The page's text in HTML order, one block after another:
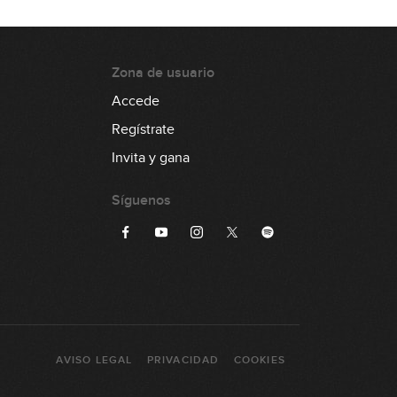
#170 - Groove disco-funk con
Octavas en Am
Zona de usuario
Accede
Regístrate
Invita y gana
Síguenos
AVISO LEGAL PRIVACIDAD COOKIES